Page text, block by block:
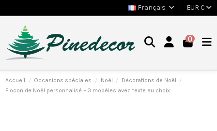
Français EUR €
0
Accueil Occasions spéciales Noël
Décorations de Noël
Flocon de Noël personnalisé – 3 modèles avec texte au choix